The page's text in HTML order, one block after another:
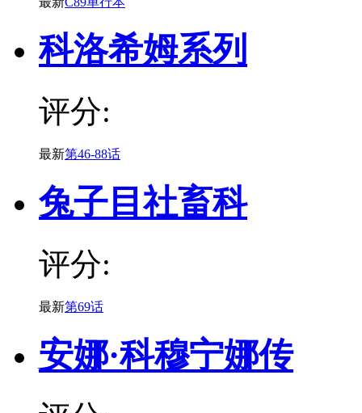
科洛希姆系列
评分:
最新第46-88话
兔子目社畜科
评分:
最新第69话
安娜·科穆宁娜传